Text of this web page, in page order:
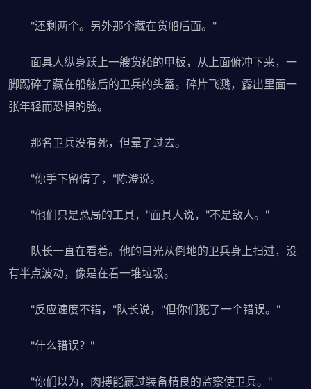
"还剩两个。另外那个藏在货船后面。"
面具人纵身跃上一艘货船的甲板，从上面俯冲下来，一
脚踢碎了藏在船舷后的卫兵的头盔。碎片飞溅，露出里面一
张年轻而恐惧的脸。
那名卫兵没有死，但晕了过去。
"你手下留情了，"陈澄说。
"他们只是总局的工具，"面具人说，"不是敌人。"
队长一直在看着。他的目光从倒地的卫兵身上扫过，没
有半点波动，像是在看一堆垃圾。
"反应速度不错，"队长说，"但你们犯了一个错误。"
"什么错误？"
"你们以为，肉搏能赢过装备精良的监察使卫兵。"